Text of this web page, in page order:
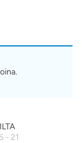
ILTA
- 21